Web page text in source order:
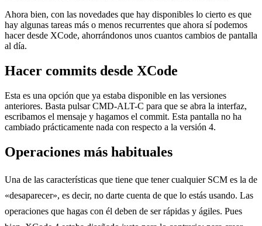
Ahora bien, con las novedades que hay disponibles lo cierto es que
hay algunas tareas más o menos recurrentes que ahora sí podemos
hacer desde XCode, ahorrándonos unos cuantos cambios de pantalla
al día.
Hacer commits desde XCode
Esta es una opción que ya estaba disponible en las versiones
anteriores. Basta pulsar CMD-ALT-C para que se abra la interfaz,
escribamos el mensaje y hagamos el commit. Esta pantalla no ha
cambiado prácticamente nada con respecto a la versión 4.
Operaciones más habituales
Una de las características que tiene que tener cualquier SCM es la de
«desaparecer», es decir, no darte cuenta de que lo estás usando. Las
operaciones que hagas con él deben de ser rápidas y ágiles. Pues